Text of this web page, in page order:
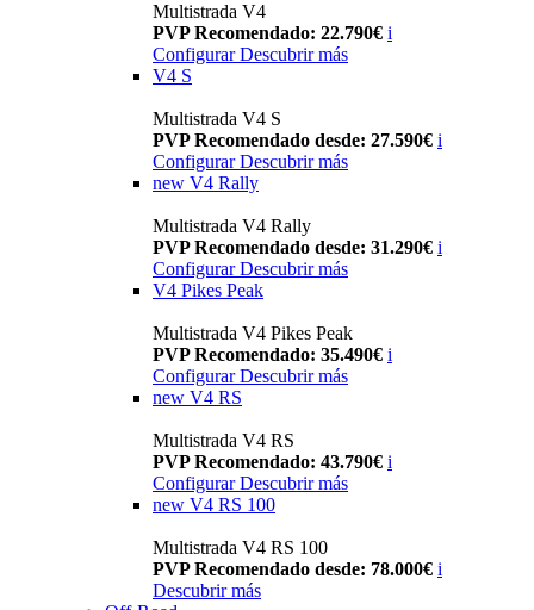
Multistrada V4
PVP Recomendado: 22.790€ i
Configurar Descubrir más
V4 S
Multistrada V4 S
PVP Recomendado desde: 27.590€ i
Configurar Descubrir más
new V4 Rally
Multistrada V4 Rally
PVP Recomendado desde: 31.290€ i
Configurar Descubrir más
V4 Pikes Peak
Multistrada V4 Pikes Peak
PVP Recomendado: 35.490€ i
Configurar Descubrir más
new V4 RS
Multistrada V4 RS
PVP Recomendado: 43.790€ i
ConfigurarDescubrir más
new V4 RS 100
Multistrada V4 RS 100
PVP Recomendado desde: 78.000€ i
Descubrir más